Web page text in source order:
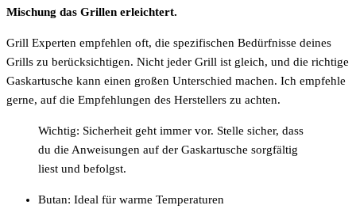
Mischung das Grillen erleichtert.
Grill Experten empfehlen oft, die spezifischen Bedürfnisse deines
Grills zu berücksichtigen. Nicht jeder Grill ist gleich, und die richtige
Gaskartusche kann einen großen Unterschied machen. Ich empfehle
gerne, auf die Empfehlungen des Herstellers zu achten.
Wichtig: Sicherheit geht immer vor. Stelle sicher, dass
du die Anweisungen auf der Gaskartusche sorgfältig
liest und befolgst.
Butan: Ideal für warme Temperaturen